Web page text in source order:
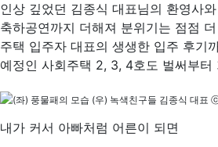
인상 깊었던 김종식 대표님의 환영사
축하공연까지 더해져 분위기는 점점
주택 입주자 대표의 생생한 입주 후기
예정인 사회주택 2, 3, 4호도 벌써부터
(좌) 풍물패의 모습 (우) 녹색친구들 김종식 대표
내가 커서 아빠처럼 어른이 되면